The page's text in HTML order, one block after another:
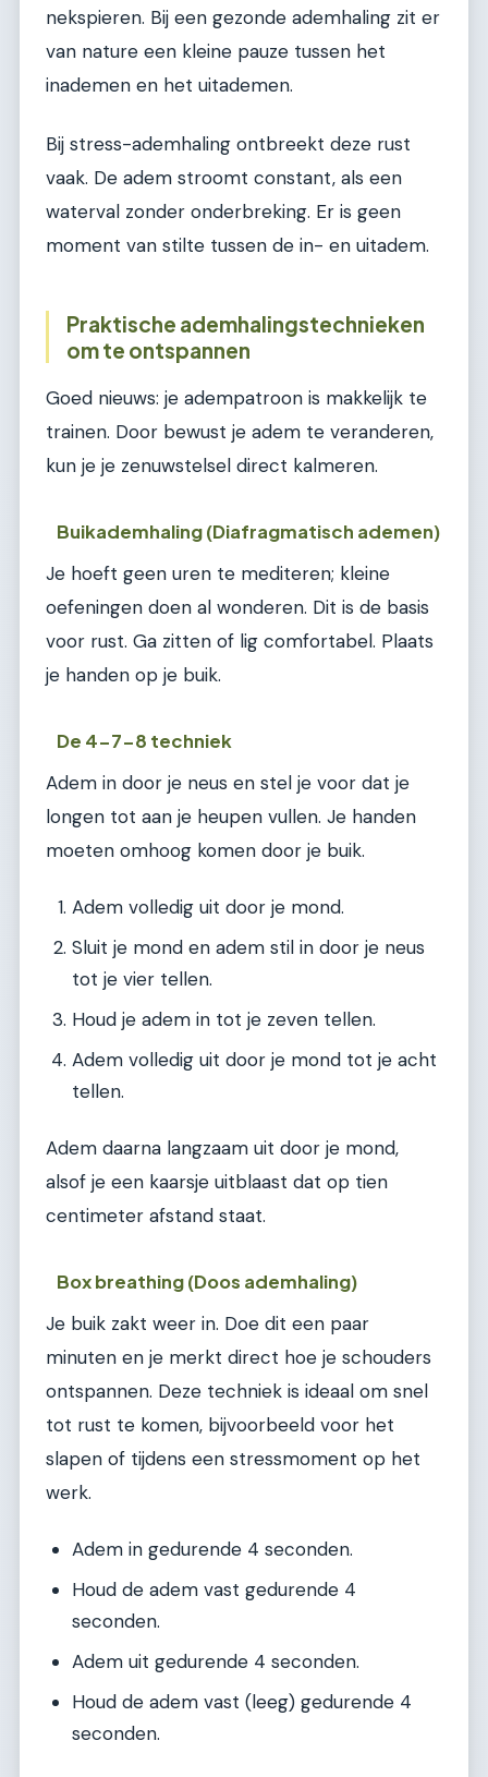
nekspieren. Bij een gezonde ademhaling zit er
van nature een kleine pauze tussen het
inademen en het uitademen.
Bij stress-ademhaling ontbreekt deze rust
vaak. De adem stroomt constant, als een
waterval zonder onderbreking. Er is geen
moment van stilte tussen de in- en uitadem.
Praktische ademhalingstechnieken
om te ontspannen
Goed nieuws: je adempatroon is makkelijk te
trainen. Door bewust je adem te veranderen,
kun je je zenuwstelsel direct kalmeren.
Buikademhaling (Diafragmatisch ademen)
Je hoeft geen uren te mediteren; kleine
oefeningen doen al wonderen. Dit is de basis
voor rust. Ga zitten of lig comfortabel. Plaats
je handen op je buik.
De 4-7-8 techniek
Adem in door je neus en stel je voor dat je
longen tot aan je heupen vullen. Je handen
moeten omhoog komen door je buik.
Adem volledig uit door je mond.
Sluit je mond en adem stil in door je neus
tot je vier tellen.
Houd je adem in tot je zeven tellen.
Adem volledig uit door je mond tot je acht
tellen.
Adem daarna langzaam uit door je mond,
alsof je een kaarsje uitblaast dat op tien
centimeter afstand staat.
Box breathing (Doos ademhaling)
Je buik zakt weer in. Doe dit een paar
minuten en je merkt direct hoe je schouders
ontspannen. Deze techniek is ideaal om snel
tot rust te komen, bijvoorbeeld voor het
slapen of tijdens een stressmoment op het
werk.
Adem in gedurende 4 seconden.
Houd de adem vast gedurende 4
seconden.
Adem uit gedurende 4 seconden.
Houd de adem vast (leeg) gedurende 4
seconden.